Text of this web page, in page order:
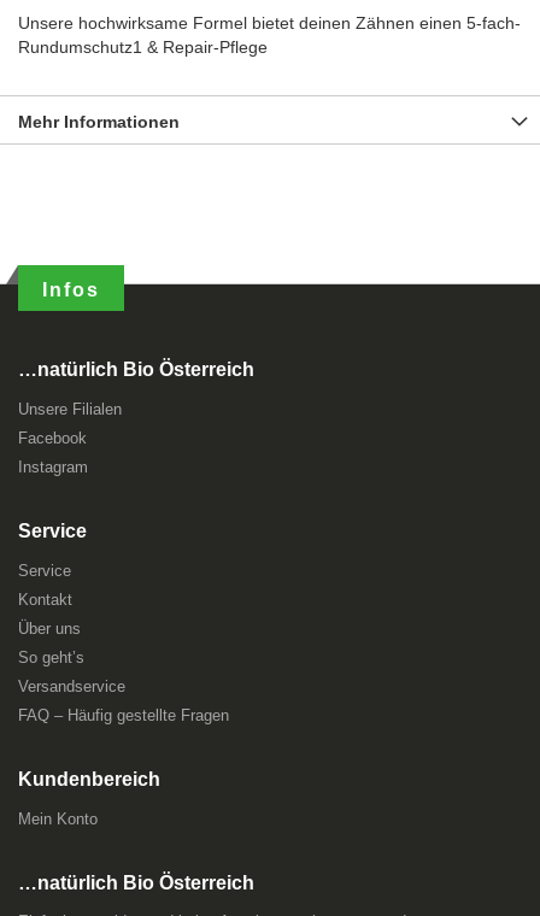
Unsere hochwirksame Formel bietet deinen Zähnen einen 5-fach-
Rundumschutz1 & Repair-Pflege
Mehr Informationen
Infos
…natürlich Bio Österreich
Unsere Filialen
Facebook
Instagram
Service
Service
Kontakt
Über uns
So geht’s
Versandservice
FAQ – Häufig gestellte Fragen
Kundenbereich
Mein Konto
…natürlich Bio Österreich